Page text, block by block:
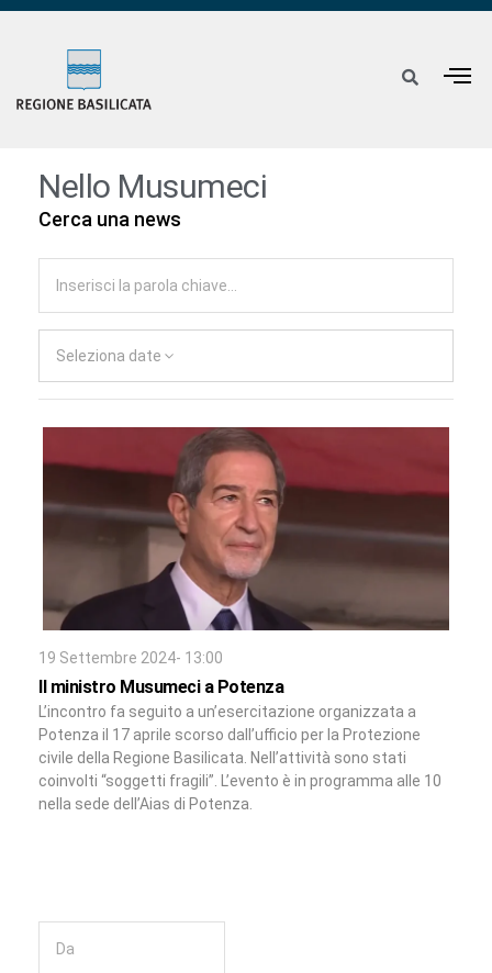
Nello Musumeci
Cerca una news
Seleziona date
19 Settembre 2024- 13:00
Il ministro Musumeci a Potenza
L’incontro fa seguito a un’esercitazione organizzata a
Potenza il 17 aprile scorso dall’ufficio per la Protezione
civile della Regione Basilicata. Nell’attività sono stati
coinvolti “soggetti fragili”. L’evento è in programma alle 10
nella sede dell’Aias di Potenza.